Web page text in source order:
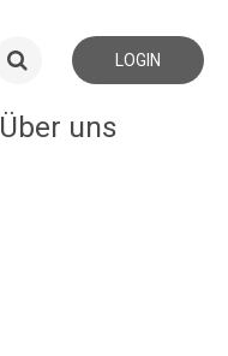
LOGIN
Über uns